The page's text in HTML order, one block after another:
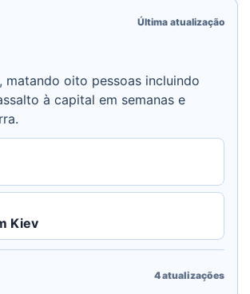
Última atualização
matando oito pessoas incluindo
à capital em semanas e
Kiev
4atualizações